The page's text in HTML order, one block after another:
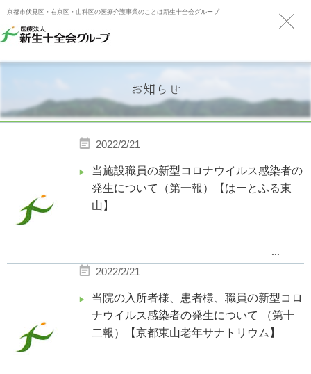
京都市伏見区・右京区・山科区の医療介護事業のことは新生十全会グループ
お知らせ
2022/2/21
当施設職員の新型コロナウイルス感染者の
発生について（第一報）【はーとふる東
山】
2月18日、当施設職員1名に新型コロ
ナウイルス陽性が確認されました。
京都市の指導の下、対応してまいりま
す。
...
2022/2/21
当院の入所者様、患者様、職員の新型コロ
ナウイルス感染者の発生について （第十
二報）【京都東山老年サナトリウム】